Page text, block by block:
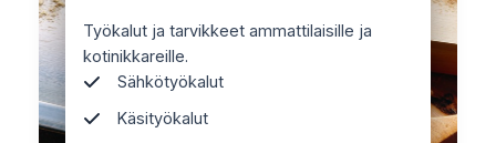
Työkalut ja tarvikkeet ammattilaisille ja
kotinikkareille.
Sähkötyökalut
Käsityökalut